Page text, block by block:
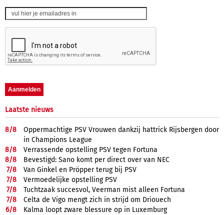
Laatste nieuws
8/8
Oppermachtige PSV Vrouwen dankzij hattrick Rijsbergen door
in Champions League
8/8
Verrassende opstelling PSV tegen Fortuna
8/8
Bevestigd: Sano komt per direct over van NEC
7/8
Van Ginkel en Pröpper terug bij PSV
7/8
Vermoedelijke opstelling PSV
7/8
Tuchtzaak succesvol, Veerman mist alleen Fortuna
7/8
Celta de Vigo mengt zich in strijd om Driouech
6/8
Kalma loopt zware blessure op in Luxemburg